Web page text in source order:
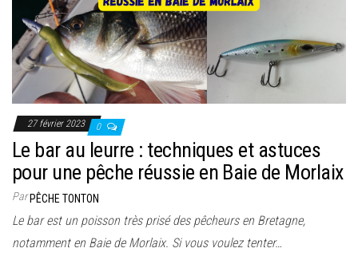
27 février 2023 0
Le bar au leurre : techniques et astuces
pour une pêche réussie en Baie de Morlaix
ParPÊCHE TONTON
Le bar est un poisson très prisé des pêcheurs en Bretagne,
notamment en Baie de Morlaix. Si vous voulez tenter…